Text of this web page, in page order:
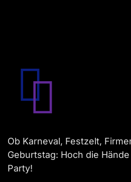
Ob Karneval, Festzelt,
Geburtstag: Hoch die
Party!